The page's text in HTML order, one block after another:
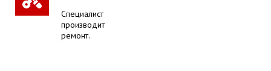
Специалист
производит
ремонт.